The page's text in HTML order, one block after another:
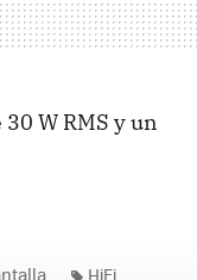
W RMS y un
HiFi